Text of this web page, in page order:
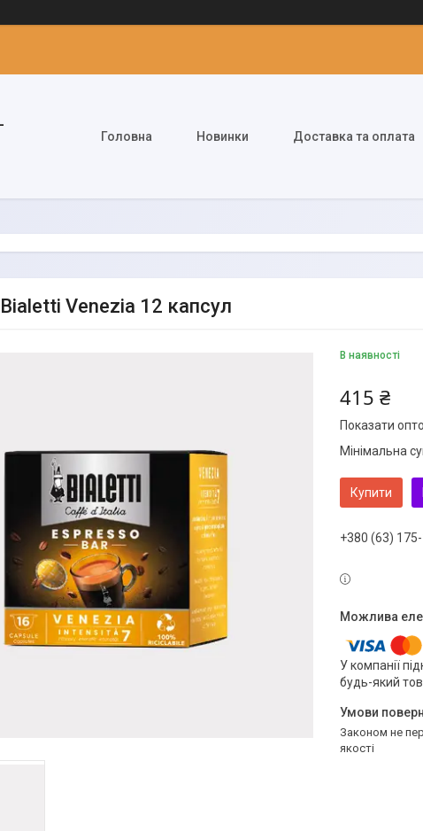
Головна Новинки Доставка та оплата
Venezia 12 капсул
В наявності
415 ₴
Показати
Мінімальна
Купити
+380 (63)
У компанії
будь-який
Законом не передбачено повернення та обмін даного товару належної
якості